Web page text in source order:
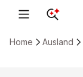
Home Ausland